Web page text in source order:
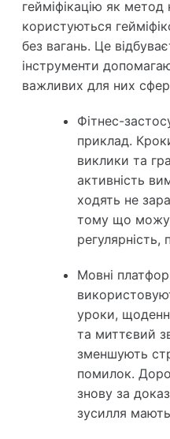
гейміфікацію як
користуються
без вагань. Це
інструменти
важливих для них
Фітнес-
приклад.
виклики та
активність
ходять не
тому що
регулярність,
Мовні
уроки,
та миттєвий
зменшують
помилок.
знову за
зусилля